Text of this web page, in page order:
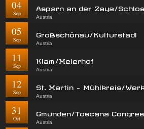
04
Sep
Asparn an der Zaya/
Austria
05
Sep
Großschönau/Kulturstadl
Austria
11
Sep
Klam/Meierhof
Austria
12
Sep
St. Martin - Mühlkreis/
Austria
31
Oct
Gmunden/Toscana
Austria